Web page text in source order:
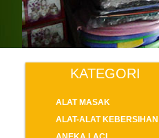
KATEGORI
ALAT MASAK
ALAT-ALAT KEBERSIHAN